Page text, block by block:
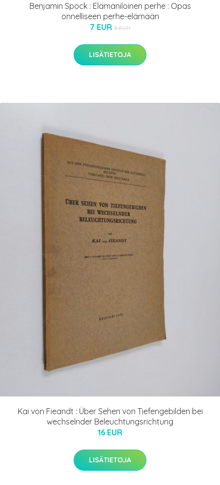
Benjamin Spock : Elämäniloinen perhe : Opas
onnelliseen perhe-elämään
7 EUR 8 EUR
LISÄTIETOJA
Kai von Fieandt : Über Sehen von Tiefengebilden bei
wechselnder Beleuchtungsrichtung
16 EUR
LISÄTIETOJA